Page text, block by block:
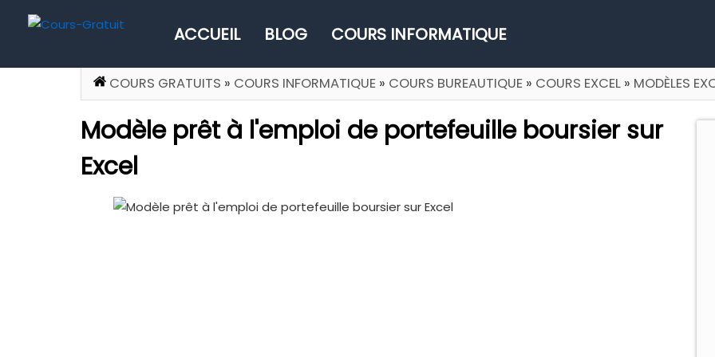
ACCUEIL BLOG COURS INFORMATIQUE
COURS GRATUITS » COURS INFORMATIQUE » COURS BUREAUTIQUE » COURS EXCEL » MODÈLES
Modèle prêt à l'emploi de portefeuille boursier sur
Excel